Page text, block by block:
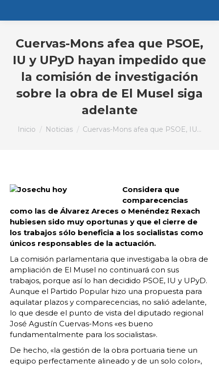
Cuervas-Mons afea que PSOE,
IU y UPyD hayan impedido que
la comisión de investigación
sobre la obra de El Musel siga
adelante
Estás aquí:
Inicio Noticias Cuervas-Mons afea que PSOE, IU…
Considera que
comparecencias
como las de Álvarez Areces o Menéndez Rexach
hubiesen sido muy oportunas y que el cierre de
los trabajos sólo beneficia a los socialistas como
únicos responsables de la actuación.
La comisión parlamentaria que investigaba la obra de
ampliación de El Musel no continuará con sus
trabajos, porque así lo han decidido PSOE, IU y UPyD.
Aunque el Partido Popular hizo una propuesta para
aquilatar plazos y comparecencias, no salió adelante,
lo que desde el punto de vista del diputado regional
José Agustín Cuervas-Mons «es bueno
fundamentalmente para los socialistas».
De hecho, «la gestión de la obra portuaria tiene un
equipo perfectamente alineado y de un solo color»,